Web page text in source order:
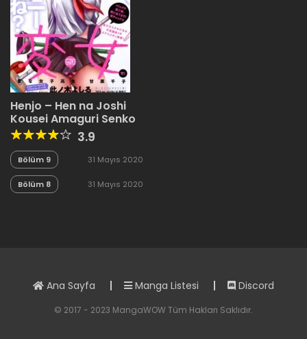
Henjo – Hen na Joshi
Kousei Amaguri Senko
3.9
Bölüm 9 31 Mayıs 2020
Bölüm 8 31 Mayıs 2020
Ana Sayfa Manga Listesi Discord
© 2017 - 2023 MangaWOW Tüm Hakları Saklıdır.